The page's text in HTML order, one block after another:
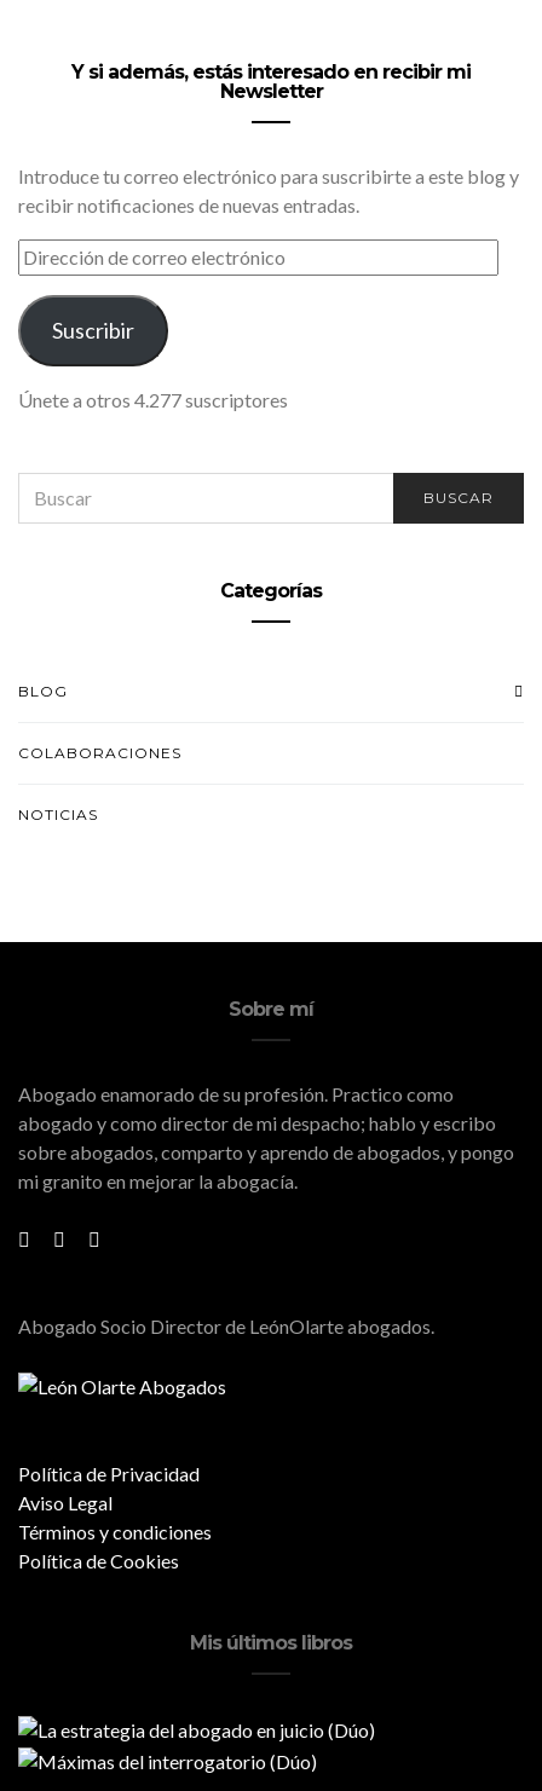
Y si además, estás interesado en recibir mi
Newsletter
Introduce tu correo electrónico para suscribirte a este blog y
recibir notificaciones de nuevas entradas.
DIRECCIÓN
DE
CORREO
ELECTRÓNICO
Suscribir
Únete a otros 4.277 suscriptores
FOR:
BUSCAR
Categorías
BLOG
COLABORACIONES
NOTICIAS
Sobre mí
Abogado enamorado de su profesión. Practico como
abogado y como director de mi despacho; hablo y escribo
sobre abogados, comparto y aprendo de abogados, y pongo
mi granito en mejorar la abogacía.
Abogado Socio Director de LeónOlarte abogados.
Política de Privacidad
Aviso Legal
Términos y condiciones
Política de Cookies
Mis últimos libros